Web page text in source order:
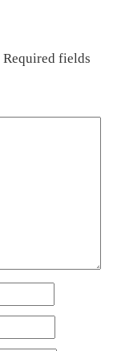
Required fields